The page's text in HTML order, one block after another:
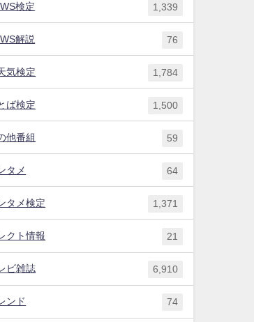
検定 1,339
解説 76
気検定 1,784
ば検定 1,500
他番組 59
タメ 64
タメ検定 1,371
クト情報 21
ビ雑誌 6,910
ンド 74